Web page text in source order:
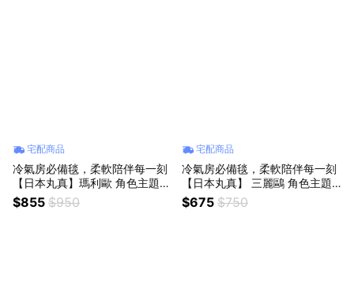
宅配商品
冷氣房必備毯，柔軟陪伴每一刻
【日本丸真】瑪利歐 角色主題
冷氣薄毯 跳躍驚喜
$855 $950
宅配商品
冷氣房必備毯，柔軟陪伴每一刻
【日本丸真】 三麗鷗 角色主題
冷氣薄毯 (附造型收納袋) (共六
款角色)
$675 $750